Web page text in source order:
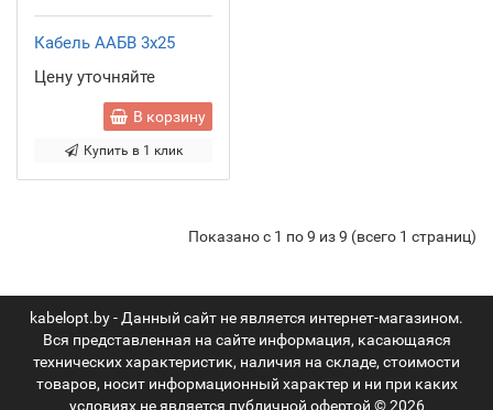
Кабель ААБВ 3x25
Цену уточняйте
В корзину
Купить в 1 клик
Показано с 1 по 9 из 9 (всего 1 страниц)
kabelopt.by - Данный сайт не является интернет-магазином.
Вся представленная на сайте информация, касающаяся
технических характеристик, наличия на складе, стоимости
товаров, носит информационный характер и ни при каких
условиях не является публичной офертой © 2026